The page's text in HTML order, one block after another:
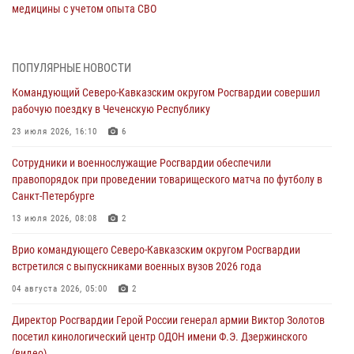
медицины с учетом опыта СВО
Военнослужащие Софринской бригады Росгвардии встретились с
дорогой к Победе в СВО» (видео)
08 августа 2026, 07:00
настольному теннису ко Дню физкультурника
08 августа 2026, 07:00
Росгвардейцы обеспечили безопасность «Поезда Победы» в
08 августа 2026, 07:00
ОМОН «Ойрат» Управления Росгвардии по Республике Калмыкия
08 августа 2026, 07:00
ПОПУЛЯРНЫЕ НОВОСТИ
Командующий Северо-Кавказским округом Росгвардии совершил
рабочую поездку в Чеченскую Республику
23 июля 2026, 16:10 6
Сотрудники и военнослужащие Росгвардии обеспечили
правопорядок при проведении товарищеского матча по футболу в
Санкт-Петербурге
13 июля 2026, 08:08 2
Врио командующего Северо-Кавказским округом Росгвардии
встретился с выпускниками военных вузов 2026 года
04 августа 2026, 05:00 2
Директор Росгвардии Герой России генерал армии Виктор Золотов
посетил кинологический центр ОДОН имени Ф.Э. Дзержинского